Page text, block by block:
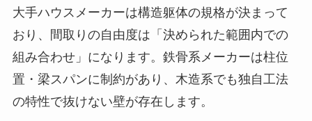
大手ハウスメーカーは構造躯体の規格が決まって
おり、間取りの自由度は「決められた範囲内での
組み合わせ」になります。鉄骨系メーカーは柱位
置・梁スパンに制約があり、木造系でも独自工法
の特性で抜けない壁が存在します。